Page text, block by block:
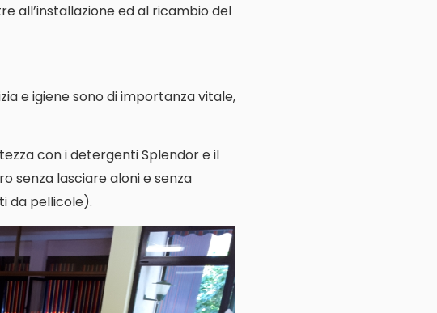
all’installazione ed al ricambio del
e igiene sono di importanza vitale,
con i detergenti Splendor e il
senza lasciare aloni e senza
da pellicole).